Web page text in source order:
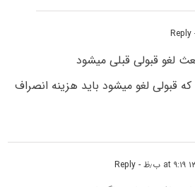
-
لغو قبولی قبلی میشود
قبولی لغو میشود باید هزینه انصراف
- Reply